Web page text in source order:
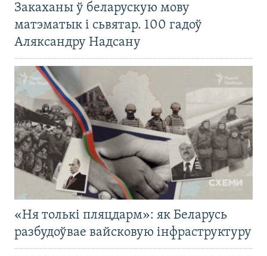
Закаханы ў беларускую мову
матэматык і сьвятар. 100 гадоў
Аляксандру Надсану
«Ня толькі пляцдарм»: як Беларусь
разбудоўвае вайсковую інфраструктуру